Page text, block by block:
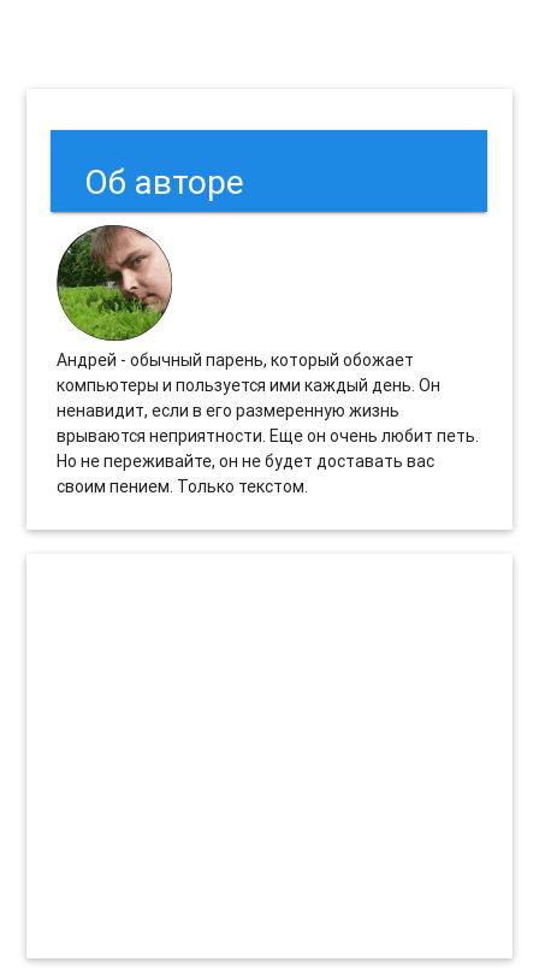
Об авторе
Андрей - обычный парень, который обожает
компьютеры и пользуется ими каждый день. Он
ненавидит, если в его размеренную жизнь
врываются неприятности. Еще он очень любит петь.
Но не переживайте, он не будет доставать вас
своим пением. Только текстом.